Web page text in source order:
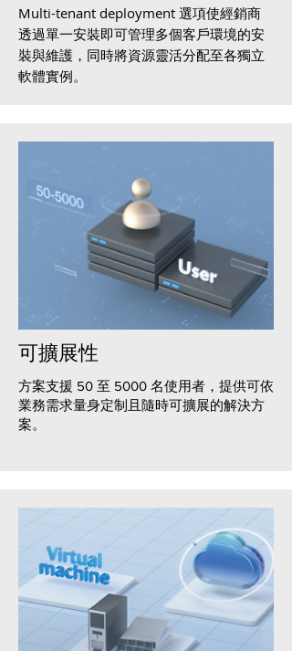
Multi-tenant deployment 選項使經銷商
透過單一安裝即可管理多個客戶環境的安
裝與維護，同時將資源靈活分配至各獨立
軟體實例。
可擴展性
方案支援 50 至 5000 名使用者，提供可依
業務需求量身定制且隨時可擴展的解決方
案。